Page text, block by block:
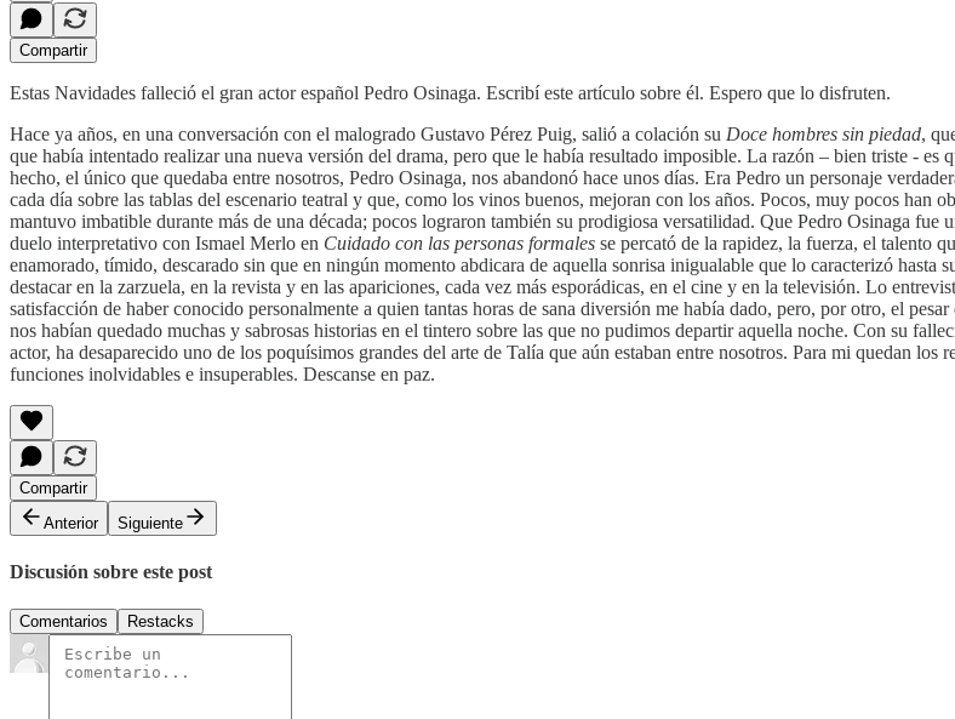
Compartir
Estas Navidades falleció el gran actor español Pedro Osinaga. Escribí este artículo sobre él. Espero que lo disfruten.
Hace ya años, en una conversación con el malogrado Gustavo Pérez Puig, salió a colación su Doce hombres sin piedad,
que había intentado realizar una nueva versión del drama, pero que le había resultado imposible. La razón – bien triste -
hecho, el único que quedaba entre nosotros, Pedro Osinaga, nos abandonó hace unos días. Era Pedro un personaje
cada día sobre las tablas del escenario teatral y que, como los vinos buenos, mejoran con los años. Pocos, muy pocos han
mantuvo imbatible durante más de una década; pocos lograron también su prodigiosa versatilidad. Que Pedro Osinaga
duelo interpretativo con Ismael Merlo en Cuidado con las personas formales se percató de la rapidez, la fuerza, el talento
enamorado, tímido, descarado sin que en ningún momento abdicara de aquella sonrisa inigualable que lo caracterizó
destacar en la zarzuela, en la revista y en las apariciones, cada vez más esporádicas, en el cine y en la televisión. Lo
satisfacción de haber conocido personalmente a quien tantas horas de sana diversión me había dado, pero, por otro, el
nos habían quedado muchas y sabrosas historias en el tintero sobre las que no pudimos departir aquella noche. Con su
actor, ha desaparecido uno de los poquísimos grandes del arte de Talía que aún estaban entre nosotros. Para mi quedan
funciones inolvidables e insuperables. Descanse en paz.
Compartir
Anterior
Siguiente
Discusión sobre este post
Comentarios Restacks